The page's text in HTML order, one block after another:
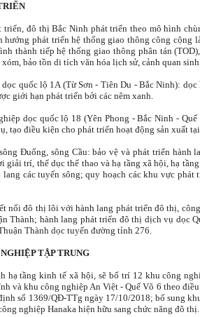
triển, đô thị Bắc Ninh phát triển theo mô hình
phát triển hệ thống giao thông công cộng
thành tiếp hệ thống giao thông phân tán
bảo tồn di tích văn hóa lịch sử, cảnh quan
quốc lộ 1A (Từ Sơn - Tiên Du - Bắc Ninh):
giới hạn phát triển bởi các nêm xanh.
dọc quốc lộ 18 (Yên Phong - Bắc Ninh -
tạo điều kiện cho phát triển hoạt động sản xuất
Đuống, sông Cầu: bảo vệ và phát triển
giải trí, thể dục thể thao và hạ tầng xã hội, hạ
lang các tuyến sông; quy hoạch các khu vực
nối đô thị lõi với hành lang phát triển đô thị,
Thành; hành lang phát triển đô thị dịch vụ dọc
Thành dọc tuyến đường tỉnh 276.
TẬP TRUNG
hạ tầng kinh tế xã hội, sẽ bố trí 12 khu công
và khu công nghiệp An Việt - Quế Võ 6 theo
số 1369/QĐ-TTg ngày 17/10/2018; bổ sung
nghiệp Hanaka hiện hữu sang chức năng đô thị.